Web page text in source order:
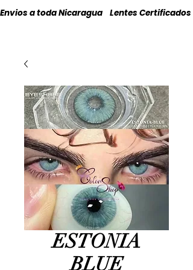
Envios a toda Nicaragua    Lentes Certificados
ESTONIA
BLUE